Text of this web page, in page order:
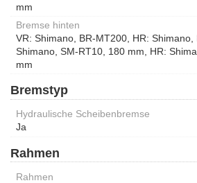
mm
Bremse hinten
VR: Shimano, BR-MT200, HR: Shimano,
Shimano, SM-RT10, 180 mm, HR:
mm
Bremstyp
Hydraulische Scheibenbremse
Ja
Rahmen
Rahmen